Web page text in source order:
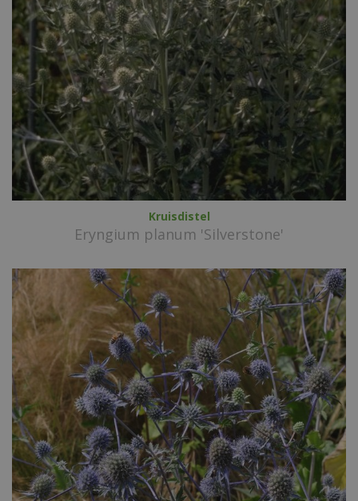
Kruisdistel
Eryngium planum 'Silverstone'